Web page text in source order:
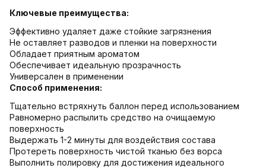
Ключевые преимущества:
Эффективно удаляет даже стойкие загрязнения
Не оставляет разводов и пленки на поверхности
Обладает приятным ароматом
Обеспечивает идеальную прозрачность
Универсален в применении
Способ применения:
Тщательно встряхнуть баллон перед использованием
Равномерно распылить средство на очищаемую
поверхность
Выдержать 1-2 минуты для воздействия состава
Протереть поверхность чистой тканью без ворса
Выполнить полировку для достижения идеального